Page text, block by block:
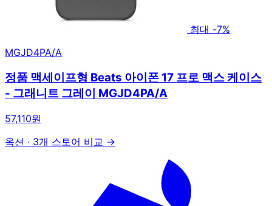
최대 -7%
MGJD4PA/A
정품 맥세이프형 Beats 아이폰 17 프로 맥스 케이스
- 그래니트 그레이 MGJD4PA/A
57,110원
옥션 · 3개 스토어 비교 →